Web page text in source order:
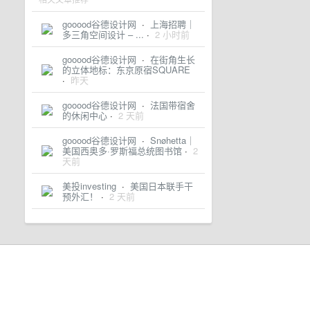
gooood谷德设计网 · 上海招聘｜
多三角空间设计 – ... · 2 小时前
gooood谷德设计网 · 在街角生长
的立体地标：东京原宿SQUARE
· 昨天
gooood谷德设计网 · 法国带宿舍
的休闲中心 · 2 天前
gooood谷德设计网 · Snøhetta｜
美国西奥多·罗斯福总统图书馆 · 2
天前
美投investing · 美国日本联手干
预外汇！ · 2 天前